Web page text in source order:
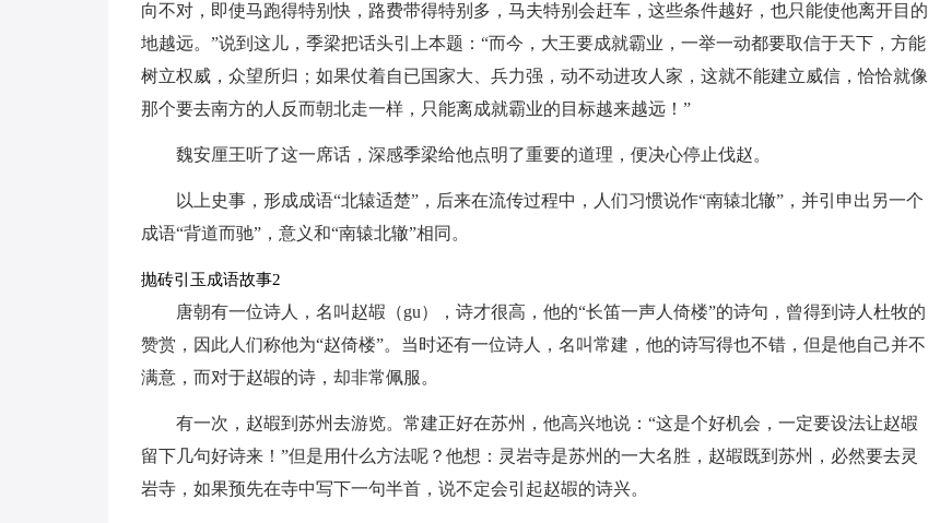
向不对，即使马跑得特别快，路费带得特别多，马夫特别会赶车，这些条件越好，也只能使他离开目的
地越远。”说到这儿，季梁把话头引上本题：“而今，大王要成就霸业，一举一动都要取信于天下，方能
树立权威，众望所归；如果仗着自已国家大、兵力强，动不动进攻人家，这就不能建立威信，恰恰就像
那个要去南方的人反而朝北走一样，只能离成就霸业的目标越来越远！”
魏安厘王听了这一席话，深感季梁给他点明了重要的道理，便决心停止伐赵。
以上史事，形成成语“北辕适楚”，后来在流传过程中，人们习惯说作“南辕北辙”，并引申出另一个
成语“背道而驰”，意义和“南辕北辙”相同。
抛砖引玉成语故事2
唐朝有一位诗人，名叫赵嘏（gu），诗才很高，他的“长笛一声人倚楼”的诗句，曾得到诗人杜牧的
赞赏，因此人们称他为“赵倚楼”。当时还有一位诗人，名叫常建，他的诗写得也不错，但是他自己并不
满意，而对于赵嘏的诗，却非常佩服。
有一次，赵嘏到苏州去游览。常建正好在苏州，他高兴地说：“这是个好机会，一定要设法让赵嘏
留下几句好诗来！”但是用什么方法呢？他想：灵岩寺是苏州的一大名胜，赵嘏既到苏州，必然要去灵
岩寺，如果预先在寺中写下一句半首，说不定会引起赵嘏的诗兴。